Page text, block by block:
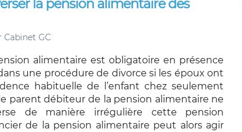
la pension alimentaire des
Cabinet GC
alimentaire est obligatoire en présence
une procédure de divorce si les époux ont
habituelle de l’enfant chez seulement
le parent débiteur de la pension alimentaire ne
de manière irrégulière cette pension
de la pension alimentaire peut alors agir